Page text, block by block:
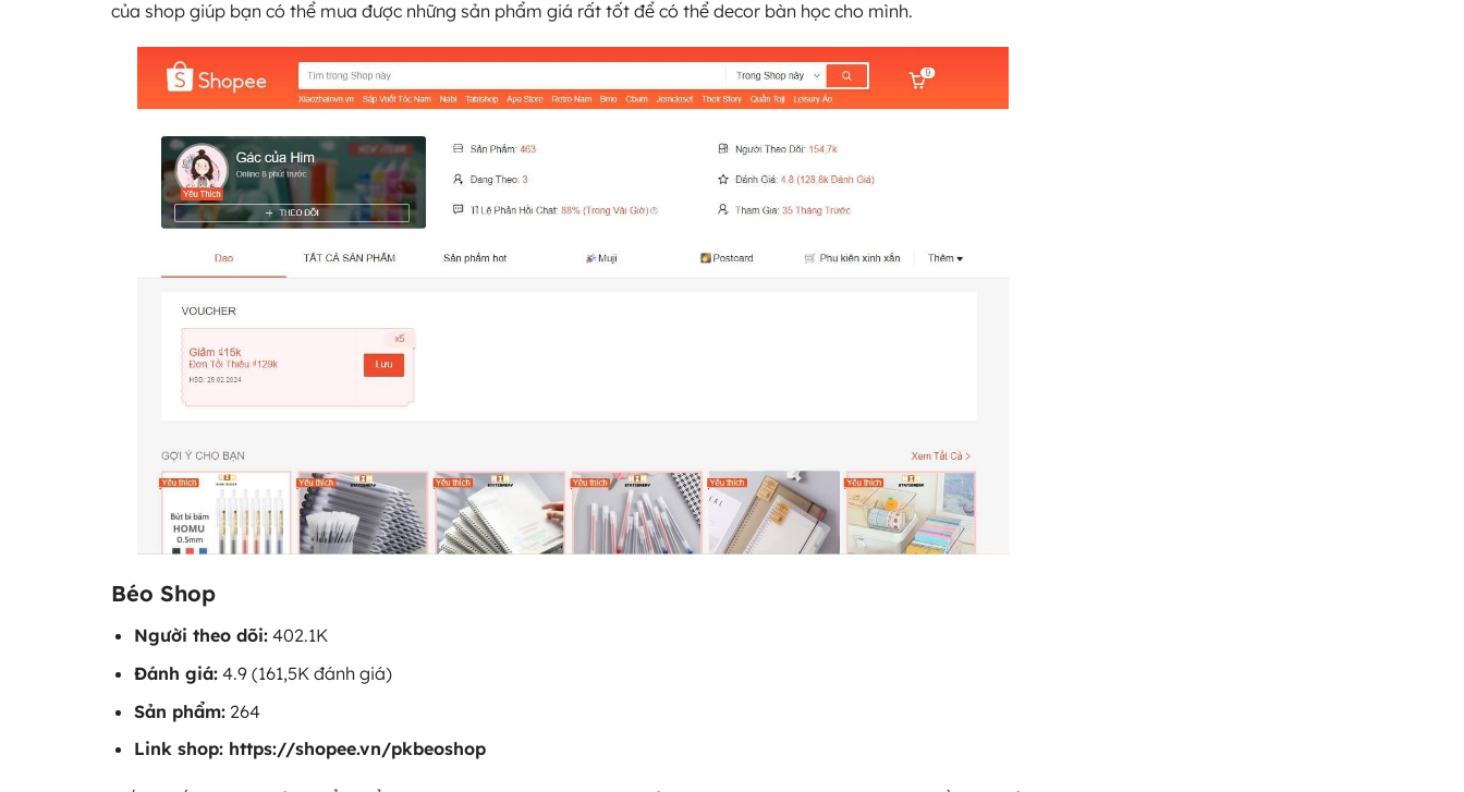
của shop giúp bạn có thể mua được những sản phẩm giá rất tốt để có thể decor bàn học cho mình.
Béo Shop
Người theo dõi:402.1K
Đánh giá:4.9 (161,5K đánh giá)
Sản phẩm:264
Link shop: https://shopee.vn/pkbeoshop